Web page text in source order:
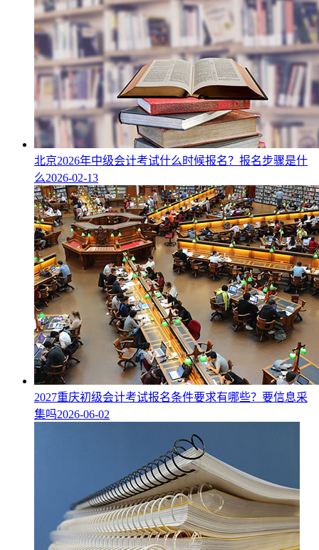
北京2026年中级会计考试什么时候报名？报名步骤是什
么2026-02-13
2027重庆初级会计考试报名条件要求有哪些？要信息采
集吗2026-06-02